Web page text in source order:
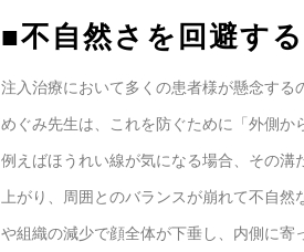
■不自然さを回避す
注入治療において多くの患者様が懸念す
めぐみ先生は、これを防ぐために「外側か
例えばほうれい線が気になる場合、その溝
上がり、周囲とのバランスが崩れて不自
や組織の減少で顔全体が下垂し、内側に寄